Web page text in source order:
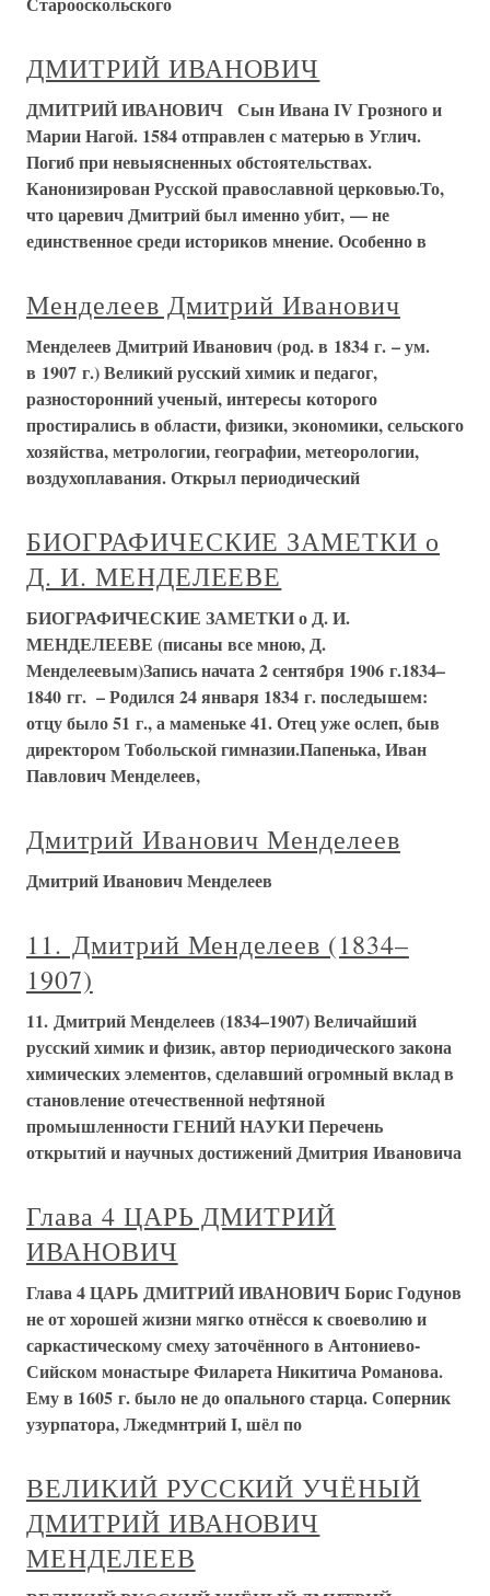
ДМИТРИЙ ИВАНОВИЧ
ДМИТРИЙ ИВАНОВИЧ Сын Ивана IV Грозного и
Марии Нагой. 1584 отправлен с матерью в Углич.
Погиб при невыясненных обстоятельствах.
Канонизирован Русской православной церковью.То,
что царевич Дмитрий был именно убит, — не
единственное среди историков мнение. Особенно в
Менделеев Дмитрий Иванович
Менделеев Дмитрий Иванович (род. в 1834 г. – ум.
в 1907 г.) Великий русский химик и педагог,
разносторонний ученый, интересы которого
простирались в области, физики, экономики, сельского
хозяйства, метрологии, географии, метеорологии,
воздухоплавания. Открыл периодический
БИОГРАФИЧЕСКИЕ ЗАМЕТКИ о
Д. И. МЕНДЕЛЕЕВЕ
БИОГРАФИЧЕСКИЕ ЗАМЕТКИ о Д. И.
МЕНДЕЛЕЕВЕ (писаны все мною, Д.
Менделеевым)Запись начата 2 сентября 1906 г.1834–
1840 гг. – Родился 24 января 1834 г. последышем:
отцу было 51 г., а маменьке 41. Отец уже ослеп, быв
директором Тобольской гимназии.Папенька, Иван
Павлович Менделеев,
Дмитрий Иванович Менделеев
Дмитрий Иванович Менделеев
11. Дмитрий Менделеев (1834–
1907)
11. Дмитрий Менделеев (1834–1907) Величайший
русский химик и физик, автор периодического закона
химических элементов, сделавший огромный вклад в
становление отечественной нефтяной
промышленности ГЕНИЙ НАУКИ Перечень
открытий и научных достижений Дмитрия Ивановича
Глава 4 ЦАРЬ ДМИТРИЙ
ИВАНОВИЧ
Глава 4 ЦАРЬ ДМИТРИЙ ИВАНОВИЧ Борис Годунов
не от хорошей жизни мягко отнёсся к своеволию и
саркастическому смеху заточённого в Антониево-
Сийском монастыре Филарета Никитича Романова.
Ему в 1605 г. было не до опального старца. Соперник
узурпатора, Лжедмнтрий I, шёл по
ВЕЛИКИЙ РУССКИЙ УЧЁНЫЙ
ДМИТРИЙ ИВАНОВИЧ
МЕНДЕЛЕЕВ